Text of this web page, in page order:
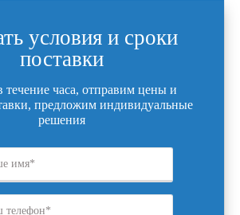
условия и сроки
поставки
течение часа, отправим цены и
предложим индивидуальные
решения